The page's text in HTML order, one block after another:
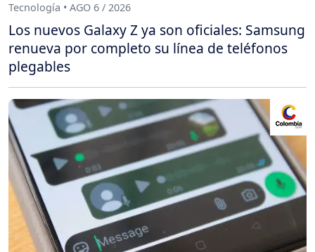
Tecnología • AGO 6 / 2026
Los nuevos Galaxy Z ya son oficiales: Samsung
renueva por completo su línea de teléfonos
plegables